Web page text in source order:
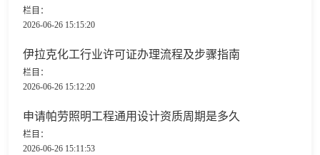
栏目：
2026-06-26 15:15:20
伊拉克化工行业许可证办理流程及步骤指南
栏目：
2026-06-26 15:12:20
申请帕劳照明工程通用设计资质周期是多久
栏目：
2026-06-26 15:11:53